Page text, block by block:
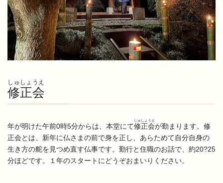
修正会
しゅしょうえ
年が明けた午前0時5分からは、本堂にて修正会
しゅしょうえ
が勤まります。修
正会とは、新年に仏さまの前で身を正し、あらためて自分自身の
生き方の舵を見つめ直す仏事です。勤行と住職のお話で、約20?25
分ほどです。１年のスタートにどうぞおまいりください。